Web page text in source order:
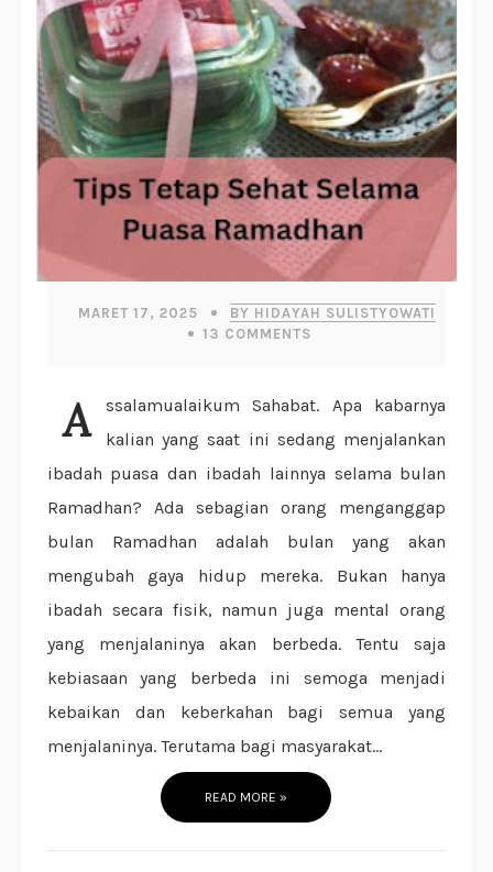
MARET 17, 2025
BY HIDAYAH SULISTYOWATI
13 COMMENTS
Assalamualaikum Sahabat. Apa kabarnya
kalian yang saat ini sedang menjalankan
ibadah puasa dan ibadah lainnya selama bulan
Ramadhan? Ada sebagian orang menganggap
bulan Ramadhan adalah bulan yang akan
mengubah gaya hidup mereka. Bukan hanya
ibadah secara fisik, namun juga mental orang
yang menjalaninya akan berbeda. Tentu saja
kebiasaan yang berbeda ini semoga menjadi
kebaikan dan keberkahan bagi semua yang
menjalaninya. Terutama bagi masyarakat...
READ MORE »